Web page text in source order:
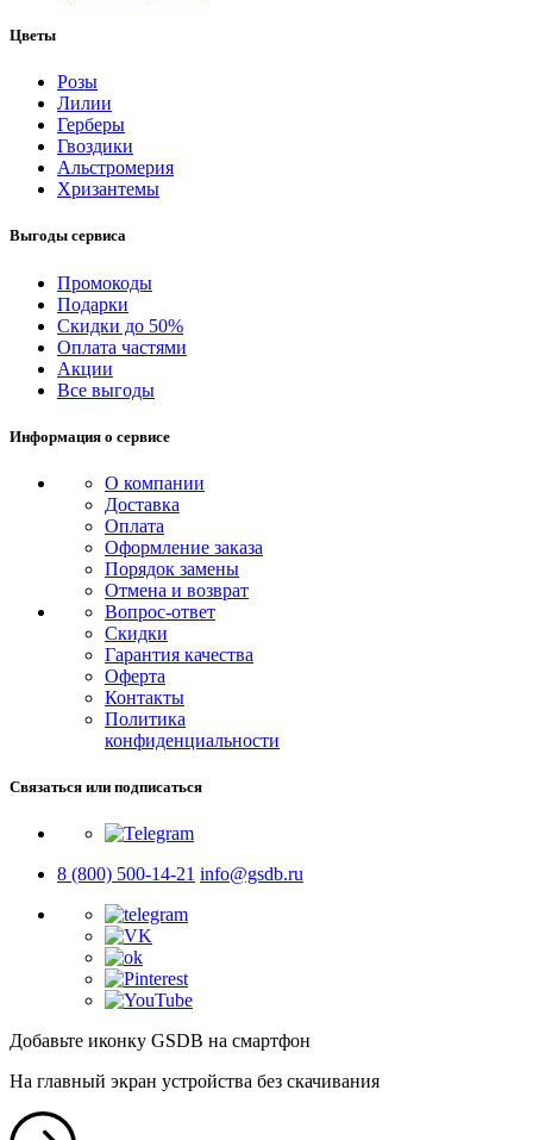
Цветы
Розы
Лилии
Герберы
Гвоздики
Альстромерия
Хризантемы
Выгоды сервиса
Промокоды
Подарки
Скидки до 50%
Оплата частями
Акции
Все выгоды
Информация о сервисе
О компании
Доставка
Оплата
Оформление заказа
Порядок замены
Отмена и возврат
Вопрос-ответ
Скидки
Гарантия качества
Оферта
Контакты
Политика
конфиденциальности
Связаться или подписаться
8 (800) 500-14-21 info@gsdb.ru
Добавьте иконку GSDB на смартфон
На главный экран устройства без скачивания